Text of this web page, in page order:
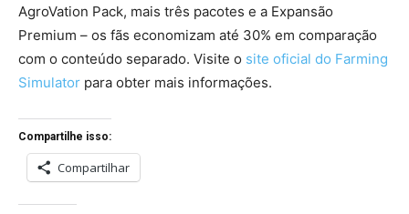
AgroVation Pack, mais três pacotes e a Expansão
Premium – os fãs economizam até 30% em comparação
com o conteúdo separado. Visite o site oficial do Farming
Simulator para obter mais informações.
Compartilhe isso:
Compartilhar